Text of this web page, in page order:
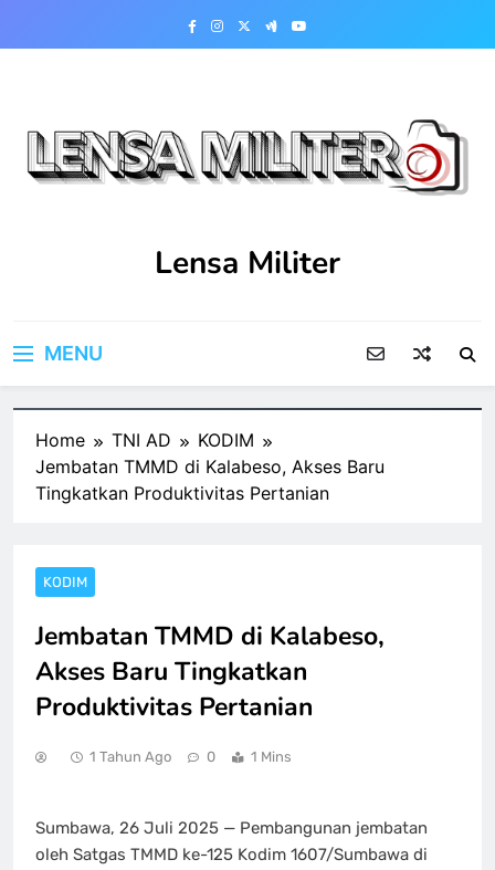
Lensa Militer
MENU
Home TNI AD
KODIM
Jembatan TMMD di Kalabeso, Akses Baru
Tingkatkan Produktivitas Pertanian
KODIM
Jembatan TMMD di Kalabeso,
Akses Baru Tingkatkan
Produktivitas Pertanian
1 Tahun Ago 0 1 Mins
Sumbawa, 26 Juli 2025 — Pembangunan jembatan
oleh Satgas TMMD ke-125 Kodim 1607/Sumbawa di